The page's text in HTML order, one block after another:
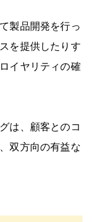
製品開発を行っ
を提供したりす
イヤリティの確
は、顧客とのコ
双方向の有益な